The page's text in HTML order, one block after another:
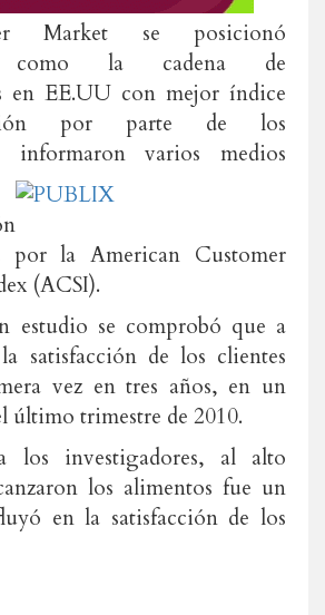
Market se posicionó
como la cadena de
en EE.UU con mejor índice
por parte de los
informaron varios medios
por la American Customer
(ACSI).
estudio se comprobó que a
satisfacción de los clientes
vez en tres años, en un
último trimestre de 2010.
los investigadores, al alto
los alimentos fue un
en la satisfacción de los